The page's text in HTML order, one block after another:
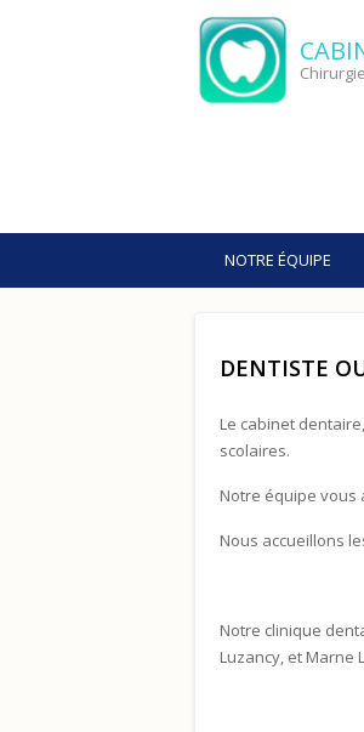
NOTRE ÉQUIPE
DENTISTE
Le cabinet
scolaires.
Notre équipe vous
Nous accueillons
Notre clinique
Luzancy, et Marne